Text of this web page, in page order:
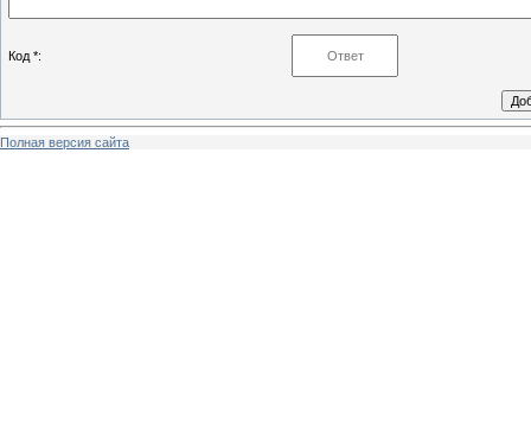
Код *:
Полная версия сайта